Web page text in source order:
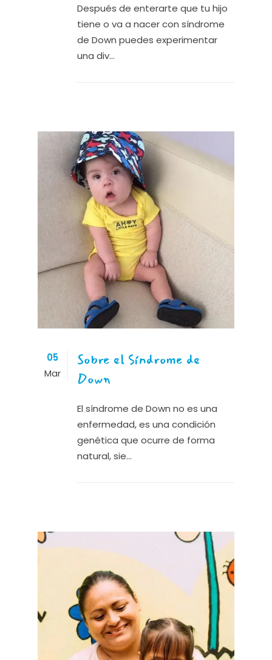
Después de enterarte que tu hijo
tiene o va a nacer con síndrome
de Down puedes experimentar
una div...
05
Mar
Sobre el Síndrome de
Down
El síndrome de Down no es una
enfermedad, es una condición
genética que ocurre de forma
natural, sie...